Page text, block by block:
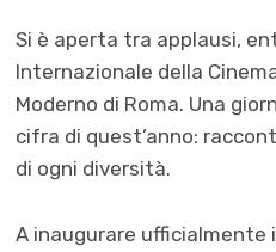
Si è aperta tra applausi,
Internazionale della
Moderno di Roma. Una
cifra di quest’anno:
di ogni diversità.
A inaugurare ufficialmente